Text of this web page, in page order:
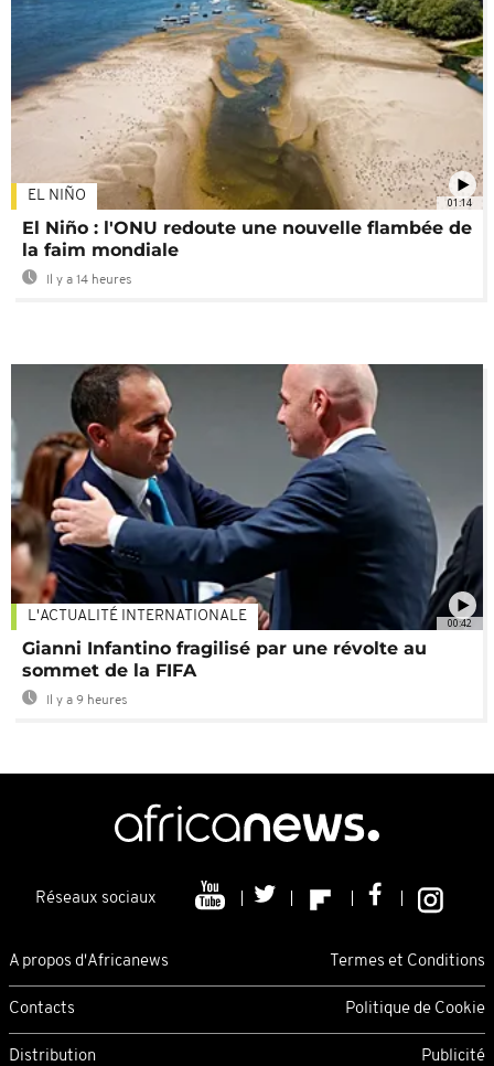
01:14
EL NIÑO
El Niño : l'ONU redoute une nouvelle flambée de
la faim mondiale
Il y a 14 heures
00:42
L'ACTUALITÉ INTERNATIONALE
Gianni Infantino fragilisé par une révolte au
sommet de la FIFA
Il y a 9 heures
Réseaux sociaux
A propos d'Africanews Termes et Conditions
Contacts Politique de Cookie
Distribution Publicité